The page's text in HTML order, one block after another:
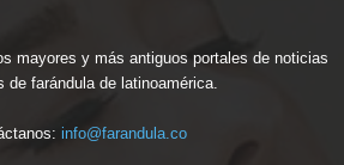
mayores y más antiguos portales de noticias
de farándula de latinoamérica.
info@farandula.co